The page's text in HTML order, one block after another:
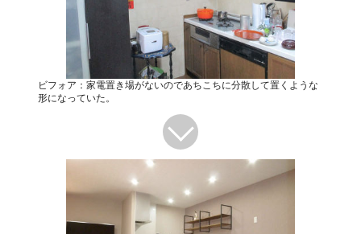
ビフォア：家電置き場がないのであちこちに分散して置くような
形になっていた。